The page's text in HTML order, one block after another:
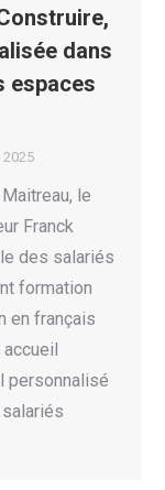
dans
espaces
2025
le
Franck
des salariés
formation
en français
personnalisé